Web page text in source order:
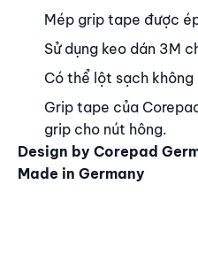
Mép grip tape được
Sử dụng keo dán 3M
Có thể lột sạch không
Grip tape của
grip cho nút hông.
Design by Corepad
Made in Germany